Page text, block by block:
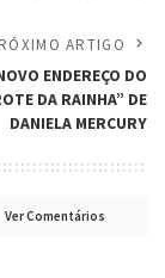
ARTIGO
ENDEREÇO DO
DA RAINHA” DE
DANIELA MERCURY
Ver Comentários